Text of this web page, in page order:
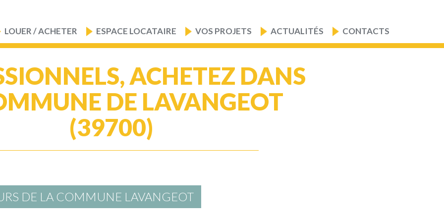
LOUER / ACHETER ESPACE LOCATAIRE VOS PROJETS ACTUALITÉS CONTACTS
ACHETEZ DANS
DE LAVANGEOT
(39700)
DE LA COMMUNE LAVANGEOT